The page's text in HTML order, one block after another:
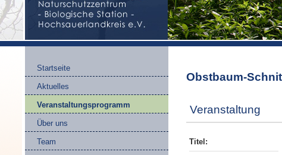
Startseite
Aktuelles
Veranstaltungsprogramm
Über uns
Team
Obstbaum-
Veranstaltung
Titel: